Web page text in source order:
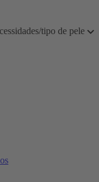
tipo de pele